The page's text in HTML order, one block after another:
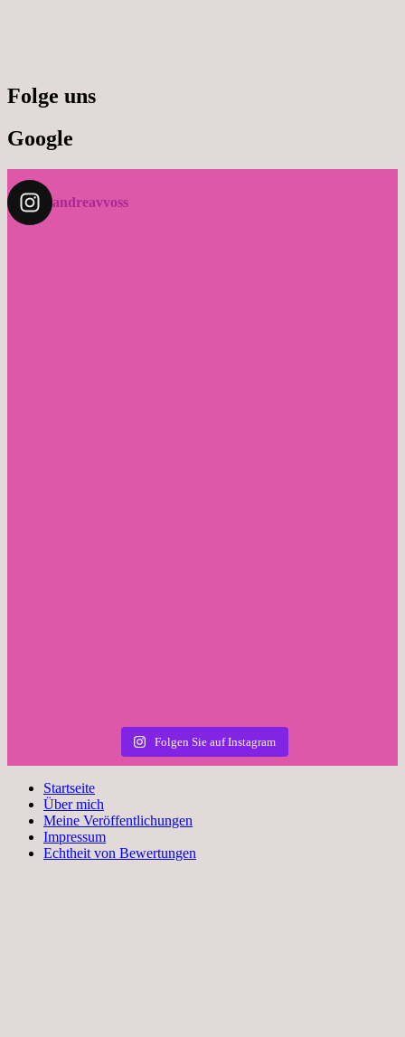
Folge uns
Google
andreavvoss
Folgen Sie auf Instagram
Startseite
Über mich
Meine Veröffentlichungen
Impressum
Echtheit von Bewertungen